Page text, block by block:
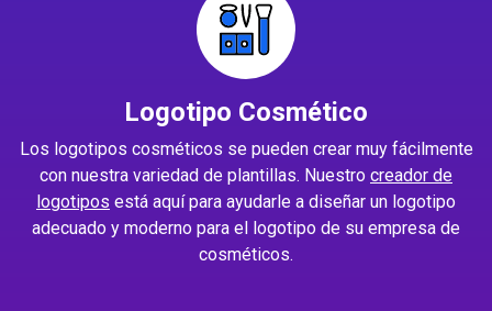
Logotipo Cosmético
Los logotipos cosméticos se pueden crear muy fácilmente
con nuestra variedad de plantillas. Nuestro creador de
logotipos está aquí para ayudarle a diseñar un logotipo
adecuado y moderno para el logotipo de su empresa de
cosméticos.